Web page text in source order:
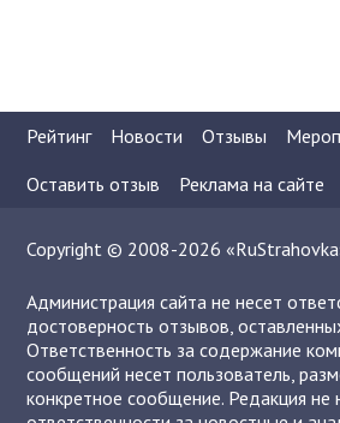
Рейтинг Новости Отзывы
Оставить отзыв
Реклама на сайте
Copyright © 2008-2026
Администрация сайта не несет
достоверность отзывов,
Ответственность за содержание
сообщений несет пользователь,
конкретное сообщение. Редакция не